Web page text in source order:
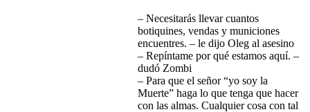
– Necesitarás llevar cuantos
botiquines, vendas y municiones
encuentres. – le dijo Oleg al asesino
– Repíntame por qué estamos aquí. –
dudó Zombi
– Para que el señor “yo soy la
Muerte” haga lo que tenga que hacer
con las almas. Cualquier cosa con tal